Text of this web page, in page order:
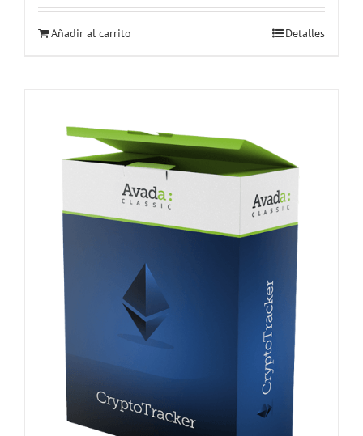
Añadir al carrito Detalles